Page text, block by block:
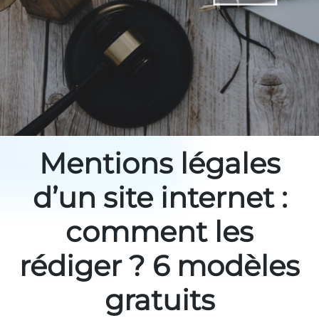
Mentions légales
d’un site internet :
comment les
rédiger ? 6 modèles
gratuits